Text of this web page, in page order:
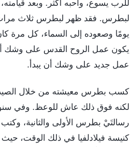
للرب يسوع، وأحبه أكثر. وبعد
لبطرس. فقد ظهر لبطرس ثلاث مرات
يومًا وصعوده إلى السماء، كل مرة
يكون عمل الروح القدس على وشك
عمل جديد على وشك أن يبدأ.
كسب بطرس معيشته من خلال الصيد
لكنه فوق ذلك عاش للوعظ. وفي
رسالتَيْ بطرس الأولى والثانية،
كنيسة فيلادلفيا في ذلك الوقت،